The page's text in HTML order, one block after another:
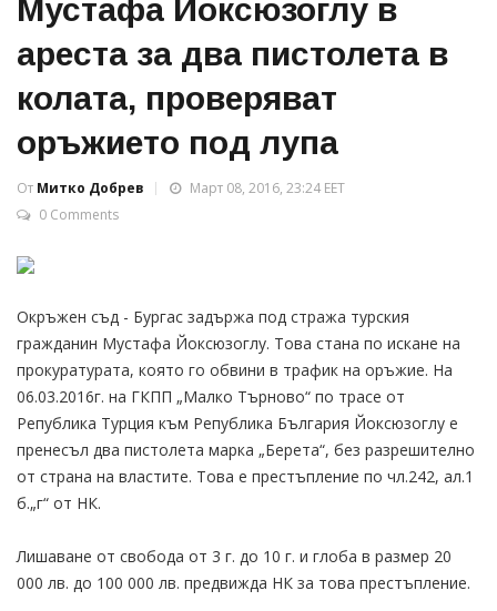
Мустафа Йоксюзоглу в
ареста за два пистолета в
колата, проверяват
оръжието под лупа
От Митко Добрев
Март 08, 2016, 23:24 EET
0 Comments
Окръжен съд - Бургас задържа под стража турския
гражданин Мустафа Йоксюзоглу. Това стана по искане на
прокуратурата, която го обвини в трафик на оръжие. На
06.03.2016г. на ГКПП „Малко Търново“ по трасе от
Република Турция към Република България Йоксюзоглу е
пренесъл два пистолета марка „Берета“, без разрешително
от страна на властите. Това е престъпление по чл.242, ал.1
б.„г“ от НК.
Лишаване от свобода от 3 г. до 10 г. и глоба в размер 20
000 лв. до 100 000 лв. предвижда НК за това престъпление.